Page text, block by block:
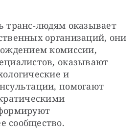
транс-людям оказывает
организаций, они
комиссии,
оказывают
и
помогают
сообщество.